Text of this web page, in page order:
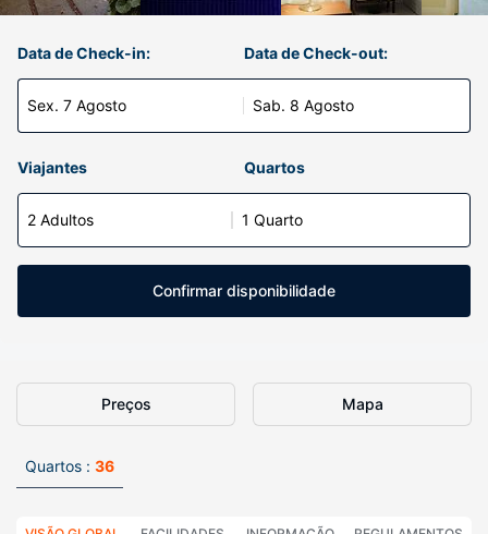
Data de Check-in:
Sex. 7 Agosto
Data de Check-out:
Sab. 8 Agosto
Viajantes Quartos
2 Adultos 1 Quarto
Confirmar disponibilidade
Preços Mapa
Quartos : 36